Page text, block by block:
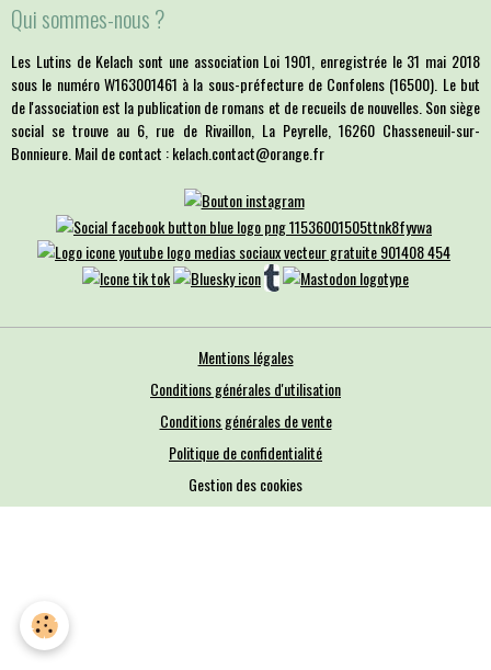
Qui sommes-nous ?
Les Lutins de Kelach sont une association Loi 1901, enregistrée le 31 mai 2018
sous le numéro W163001461 à la sous-préfecture de Confolens (16500). Le but
de l'association est la publication de romans et de recueils de nouvelles. Son siège
social se trouve au 6, rue de Rivaillon, La Peyrelle, 16260 Chasseneuil-sur-
Bonnieure. Mail de contact : kelach.contact@orange.fr
Mentions légales
Conditions générales d'utilisation
Conditions générales de vente
Politique de confidentialité
Gestion des cookies